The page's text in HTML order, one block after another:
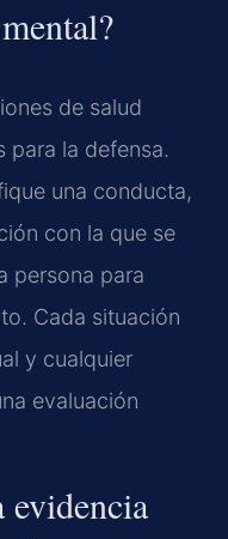
de salud
para la defensa.
una conducta,
con la que se
persona para
Cada situación
y cualquier
evaluación
evidencia